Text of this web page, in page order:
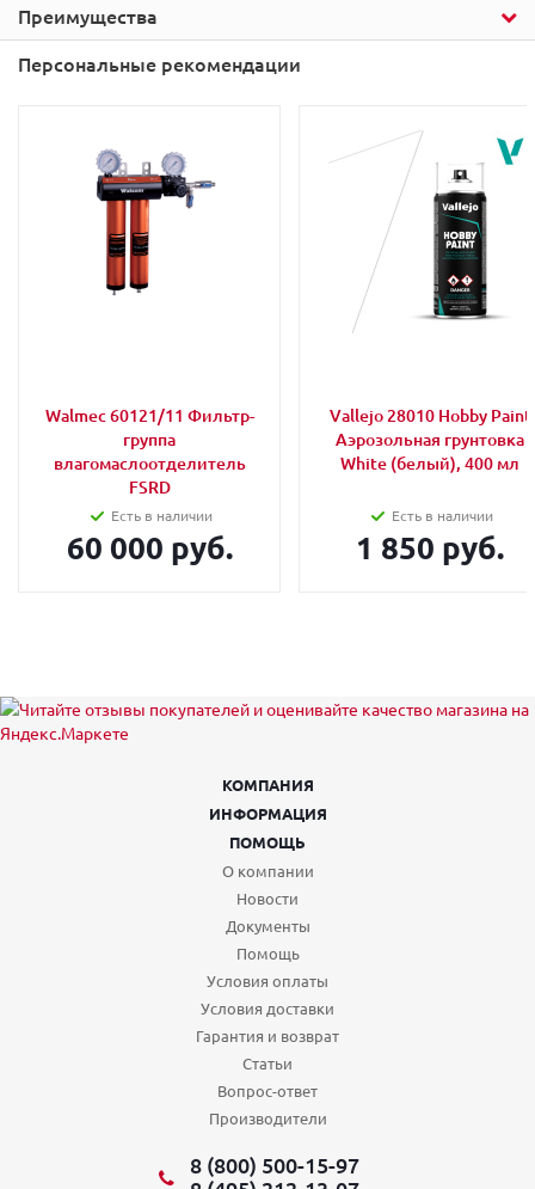
Преимущества
Персональные рекомендации
Walmec 60121/11 Фильтр-
группа
влагомаслоотделитель
FSRD
Есть в наличии
60 000 руб.
Vallejo 28010 Hobby Paint
Аэрозольная грунтовка
White (белый), 400 мл
Есть в наличии
1 850 руб.
КОМПАНИЯ
ИНФОРМАЦИЯ
ПОМОЩЬ
О компании
Новости
Документы
Помощь
Условия оплаты
Условия доставки
Гарантия и возврат
Статьи
Вопрос-ответ
Производители
8 (800) 500-15-97